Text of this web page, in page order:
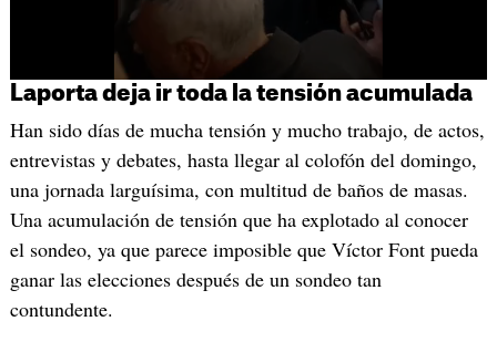
Laporta deja ir toda la tensión acumulada
Han sido días de mucha tensión y mucho trabajo, de actos,
entrevistas y debates, hasta llegar al colofón del domingo,
una jornada larguísima, con multitud de baños de masas.
Una acumulación de tensión que ha explotado al conocer
el sondeo, ya que parece imposible que Víctor Font pueda
ganar las elecciones después de un sondeo tan
contundente.